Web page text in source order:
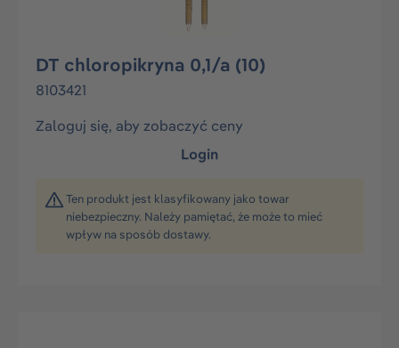
DT chloropikryna 0,1/a (10)
8103421
Zaloguj się, aby zobaczyć ceny
Login
Ten produkt jest klasyfikowany jako towar
niebezpieczny. Należy pamiętać, że może to mieć
wpływ na sposób dostawy.